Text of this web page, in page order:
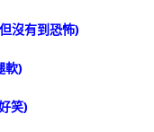
沒有到恐怖)
軟)
笑)